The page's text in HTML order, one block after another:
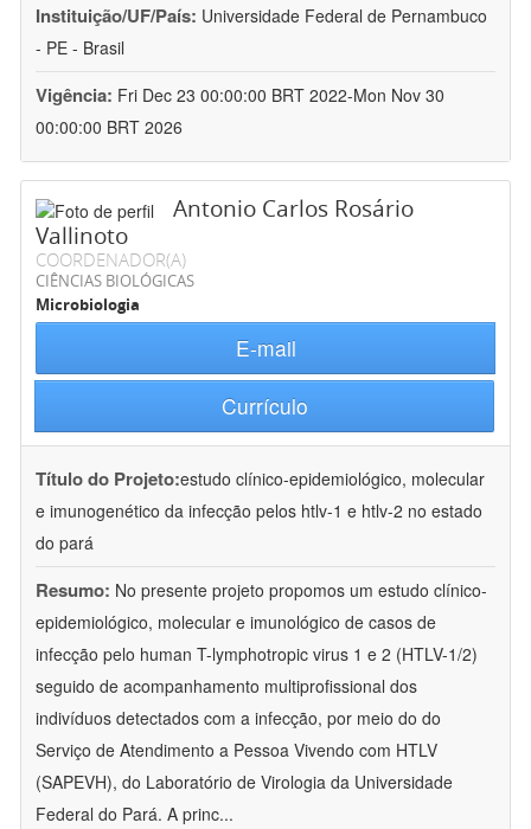
Instituição/UF/País: Universidade Federal de Pernambuco
- PE - Brasil
Vigência: Fri Dec 23 00:00:00 BRT 2022-Mon Nov 30
00:00:00 BRT 2026
Antonio Carlos Rosário
Vallinoto
COORDENADOR(A)
CIÊNCIAS BIOLÓGICAS
Microbiologia
E-mail
Currículo
Título do Projeto:estudo clínico-epidemiológico, molecular
e imunogenético da infecção pelos htlv-1 e htlv-2 no estado
do pará
Resumo: No presente projeto propomos um estudo clínico-
epidemiológico, molecular e imunológico de casos de
infecção pelo human T-lymphotropic virus 1 e 2 (HTLV-1/2)
seguido de acompanhamento multiprofissional dos
indivíduos detectados com a infecção, por meio do do
Serviço de Atendimento a Pessoa Vivendo com HTLV
(SAPEVH), do Laboratório de Virologia da Universidade
Federal do Pará. A princ...